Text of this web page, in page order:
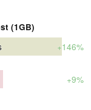
(1GB)
+146%
+9%